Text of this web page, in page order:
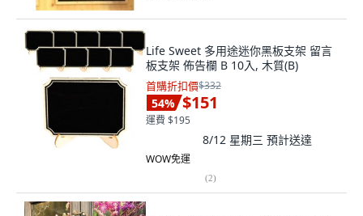
Life Sweet 多用途迷你黑板支架 留言
板支架 佈告欄 B 10入, 木質(B)
首購折扣價$332
54% $151
運費 $195
8/12 星期三 預計送達
WOW免運
(2)